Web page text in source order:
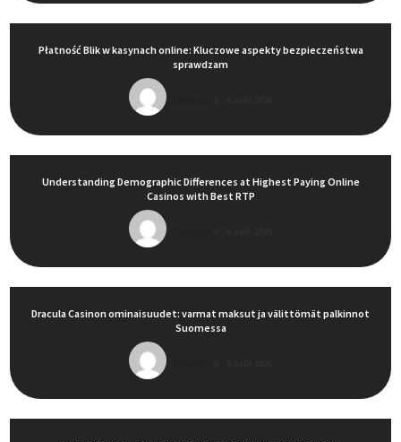
Płatność Blik w kasynach online: Kluczowe aspekty bezpieczeństwa
sprawdzam
Understanding Demographic Differences at Highest Paying Online
Casinos with Best RTP
Dracula Casinon ominaisuudet: varmat maksut ja välittömät palkinnot
Suomessa